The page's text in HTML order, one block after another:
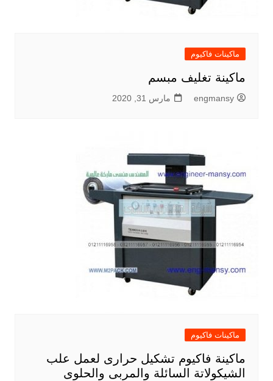
ماكينات فاكيوم
ماكينة تغليف مبسم
engmansy مارس 31, 2020
ماكينات فاكيوم
ماكينة فاكيوم تشكيل حرارى لعمل علب
الشيكولاتة السائلة والمربى والحلوى